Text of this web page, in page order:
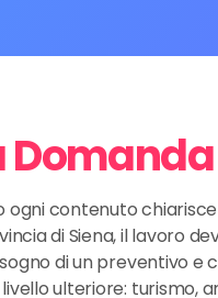
ogni contenuto
di Siena, il lavoro
di un preventivo e
ulteriore: